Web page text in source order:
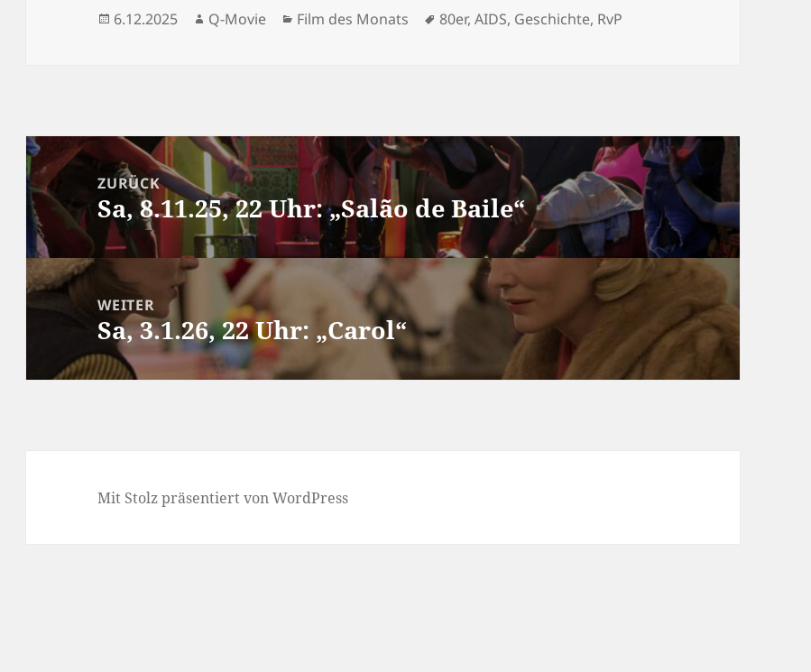
Veröffentlicht
6.12.2025 Autor
Q-Movie Kategorien
Film des Monats Schlagwörter
80er,AIDS, Geschichte, RvP
Beitragsnavigation
ZURÜCK
Vorheriger
Beitrag:
Sa, 8.11.25, 22 Uhr: „Salão de Baile“
WEITER
Nächster
Beitrag:
Sa, 3.1.26, 22 Uhr: „Carol“
Mit Stolz präsentiert von WordPress